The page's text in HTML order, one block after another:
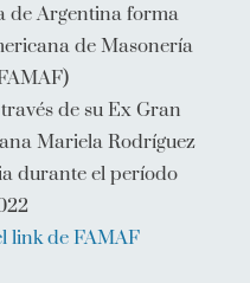
de Argentina forma
de Masonería
de su Ex Gran
Mariela Rodríguez
durante el período
link de FAMAF